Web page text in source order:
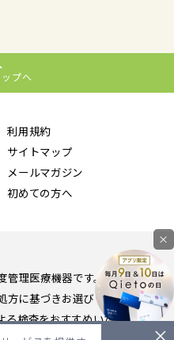
プへ
利用規約
サイトマップ
メールマガジン
初めての方へ
管理医療機器です。
方に基づきお選びください。
検査をおすすめいたします。
×